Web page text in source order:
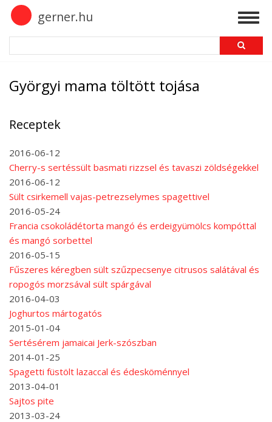
Skip
main
content
gerner.hu
Györgyi mama töltött tojása
Receptek
2016-06-12
Cherry-s sertéssült basmati rizzsel és tavaszi zöldségekkel
2016-06-12
Sült csirkemell vajas-petrezselymes spagettivel
2016-05-24
Francia csokoládétorta mangó és erdeigyümölcs kompóttal
és mangó sorbettel
2016-05-15
Fűszeres kéregben sült szűzpecsenye citrusos salátával és
ropogós morzsával sült spárgával
2016-04-03
Joghurtos mártogatós
2015-01-04
Sertésérem jamaicai Jerk-szószban
2014-01-25
Spagetti füstölt lazaccal és édesköménnyel
2013-04-01
Sajtos pite
2013-03-24